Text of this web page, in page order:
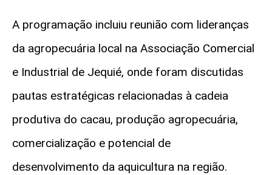
A programação incluiu reunião com lideranças
da agropecuária local na Associação Comercial
e Industrial de Jequié, onde foram discutidas
pautas estratégicas relacionadas à cadeia
produtiva do cacau, produção agropecuária,
comercialização e potencial de
desenvolvimento da aquicultura na região.